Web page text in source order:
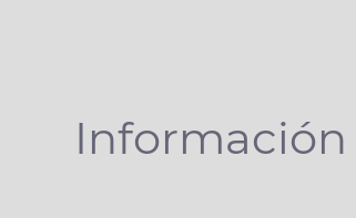
Información